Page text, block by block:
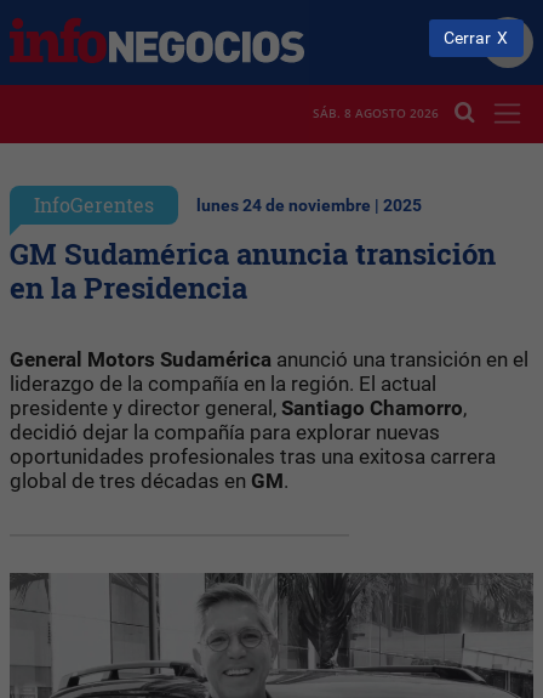
SÁB. 8 AGOSTO 2026
InfoGerentes lunes 24 de noviembre | 2025
GM Sudamérica anuncia transición
en la Presidencia
General Motors Sudamérica anunció una transición en el
liderazgo de la compañía en la región. El actual
presidente y director general, Santiago Chamorro,
decidió dejar la compañía para explorar nuevas
oportunidades profesionales tras una exitosa carrera
global de tres décadas en GM.
Cerrar